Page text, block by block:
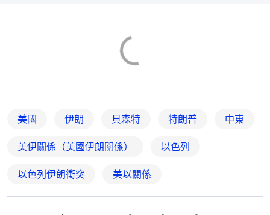
美國 伊朗 貝森特 特朗普 中東
美伊關係（美國伊朗關係） 以色列
以色列伊朗衝突 美以關係